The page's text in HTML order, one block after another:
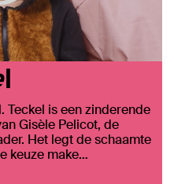
Teckel is een zinderende
Gisèle Pelicot, de
Het legt de schaamte
keuze make…